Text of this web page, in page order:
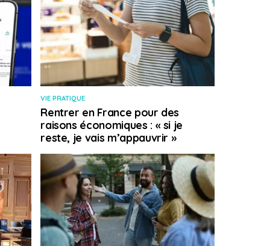
VIE PRATIQUE
Rentrer en France pour des
raisons économiques : « si je
reste, je vais m’appauvrir »